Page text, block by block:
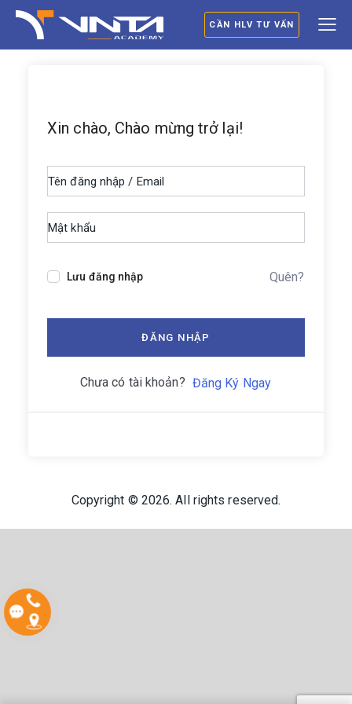
CẦN HLV TƯ VẤN
Xin chào, Chào mừng trở lại!
Lưu đăng nhập Quên?
ĐĂNG NHẬP
Chưa có tài khoản? Đăng Ký Ngay
Copyright © 2026. All rights reserved.